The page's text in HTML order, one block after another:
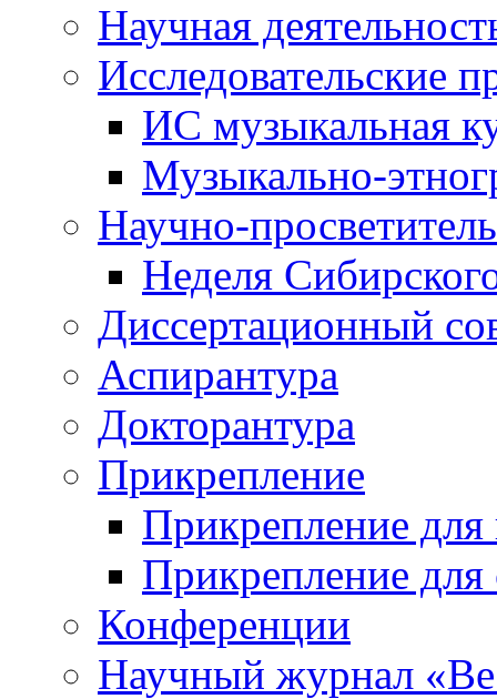
Научная
Исследовательские
ИС музыкальная
Музыкально-
Научно-
Неделя
Диссертационный
Аспирантура
Докторантура
Прикрепление
Прикрепление для
Прикрепление для
Конференции
Научный журнал